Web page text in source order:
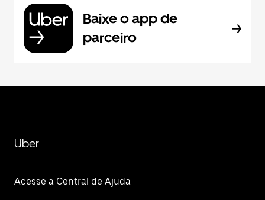
Baixe o app de
parceiro
Uber
Acesse a Central de Ajuda